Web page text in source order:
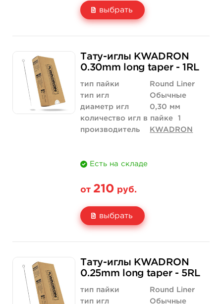
выбрать
Цена
Количество
210 руб.
купить
420 руб.
купить
Тату-иглы KWADRON
0.30mm long taper - 1RL
тип пайки
Round Liner
тип игл
Обычные
диаметр игл
0,30 мм
количество игл в пайке
1
производитель
KWADRON
Есть на складе
от 210 руб.
выбрать
Цена
Количество
210 руб.
купить
420 руб.
купить
Тату-иглы KWADRON
0.25mm long taper - 5RL
тип пайки
Round Liner
тип игл
Обычные